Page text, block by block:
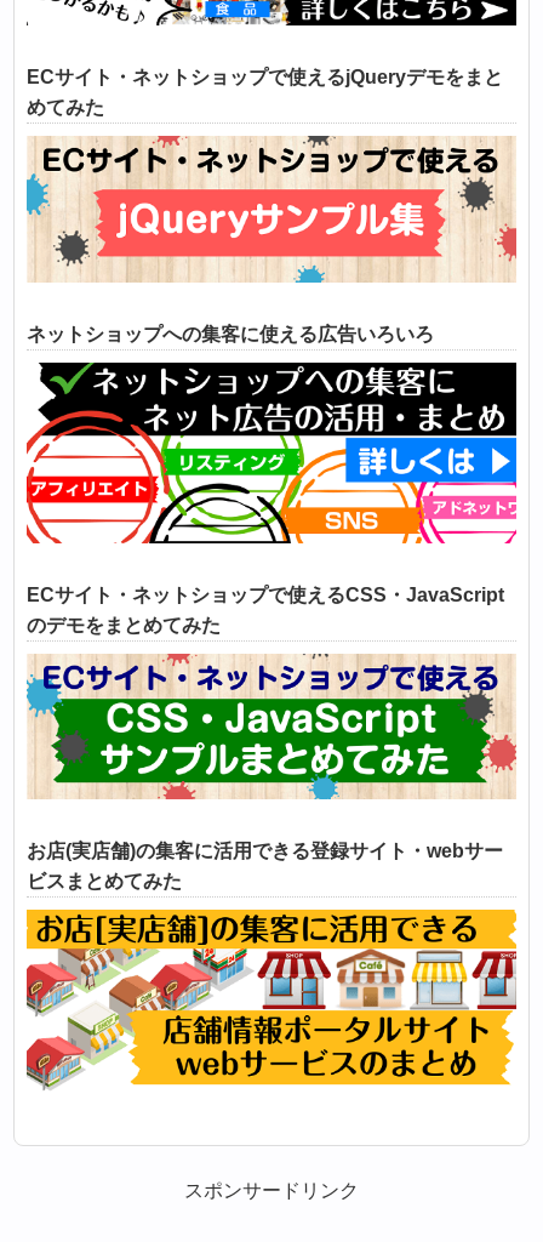
ECサイト・ネットショップで使えるjQueryデモをまと
めてみた
ネットショップへの集客に使える広告いろいろ
ECサイト・ネットショップで使えるCSS・JavaScript
のデモをまとめてみた
お店(実店舗)の集客に活用できる登録サイト・webサー
ビスまとめてみた
スポンサードリンク